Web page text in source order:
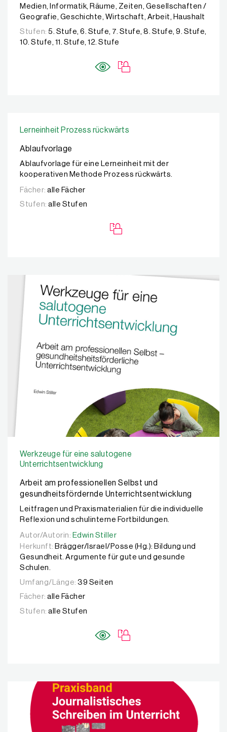
Medien, Informatik, Räume, Zeiten, Gesellschaften /
Geografie, Geschichte, Wirtschaft, Arbeit, Haushalt
Stufen: 5. Stufe, 6. Stufe, 7. Stufe, 8. Stufe, 9. Stufe,
10. Stufe, 11. Stufe, 12. Stufe
Lerneinheit Prozess rückwärts
Ablaufvorlage
Ablaufvorlage für eine Lerneinheit mit der
kooperativen Methode Prozess rückwärts.
Fächer: alle Fächer
Stufen: alle Stufen
Werkzeuge für eine salutogene
Unterrichtsentwicklung
Arbeit am professionellen Selbst und
gesundheitsfördernde Unterrichtsentwicklung
Leitfragen und Praxismaterialien für die individuelle
Reflexion und schulinterne Fortbildungen.
Autor/Autorin: Edwin Stiller
Autor/Autorin: Edwin Stiller
Herkunft: Brägger/Israel/Posse (Hg.): Bildung und
Gesundheit. Argumente für gute und gesunde
Schulen.
Umfang/Länge: 39 Seiten
Fächer: alle Fächer
Stufen: alle Stufen